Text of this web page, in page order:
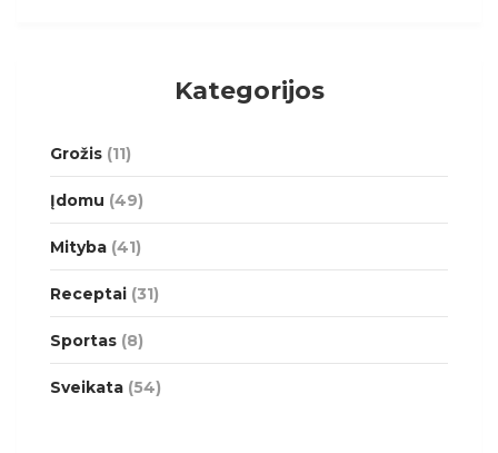
Kategorijos
Grožis (11)
Įdomu (49)
Mityba (41)
Receptai (31)
Sportas (8)
Sveikata (54)